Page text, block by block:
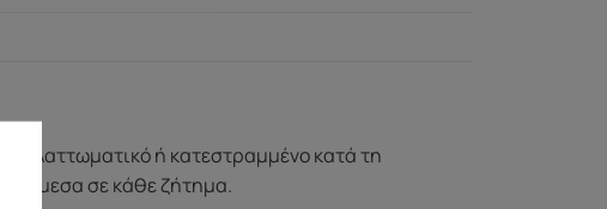
ελαττωματικό ή κατεστραμμένο κατά τη
άμεσα σε κάθε ζήτημα.